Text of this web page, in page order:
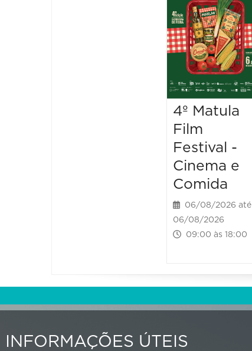
4º Matula
Film
Festival -
Cinema e
Comida
06/08/2026 até
06/08/2026
09:00 às 18:00
INFORMAÇÕES ÚTEIS